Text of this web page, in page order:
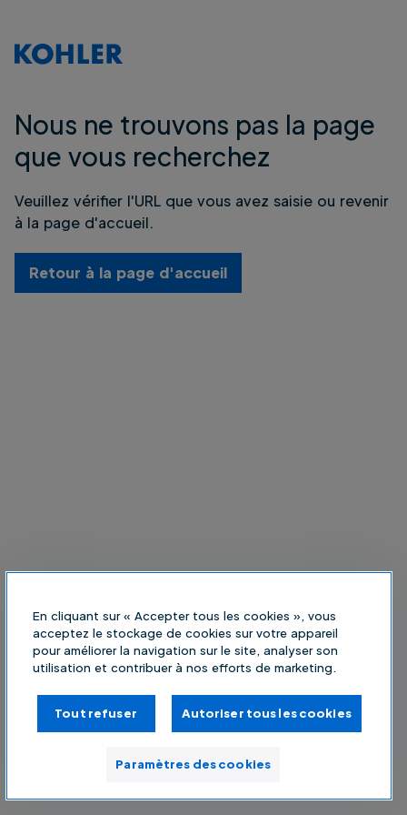
Nous ne trouvons pas la page
que vous recherchez
Veuillez vérifier l'URL que vous avez saisie ou revenir
à la page d'accueil.
Retour à la page d'accueil
En cliquant sur « Accepter tous les cookies », vous
acceptez le stockage de cookies sur votre appareil
pour améliorer la navigation sur le site, analyser son
utilisation et contribuer à nos efforts de marketing.
Tout refuser Autoriser tous les cookies
Paramètres des cookies